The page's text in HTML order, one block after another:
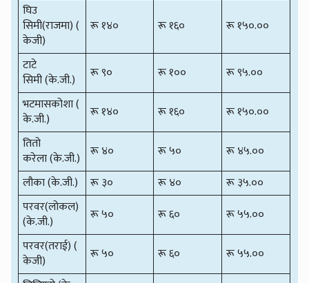
घिउ
सिमी(राजमा) (
केजी)
रू १४० रू १६० रू १५०.००
टाटे
सिमी (के.जी.)
रू ९० रू १००
रू ९५.००
भटमासकोशा (
के.जी.)
रू १४० रू १६०
रू १५०.००
तितो
करेला (के.जी.) रू ४० रू ५०
रू ४५.००
लौका (के.जी.)
रू ३० रू ४०
रू ३५.००
परवर(लोकल)
(के.जी.)
रू ५० रू ६०
रू ५५.००
परवर(तराई) (
केजी)
रू ५० रू ६०
रू ५५.००